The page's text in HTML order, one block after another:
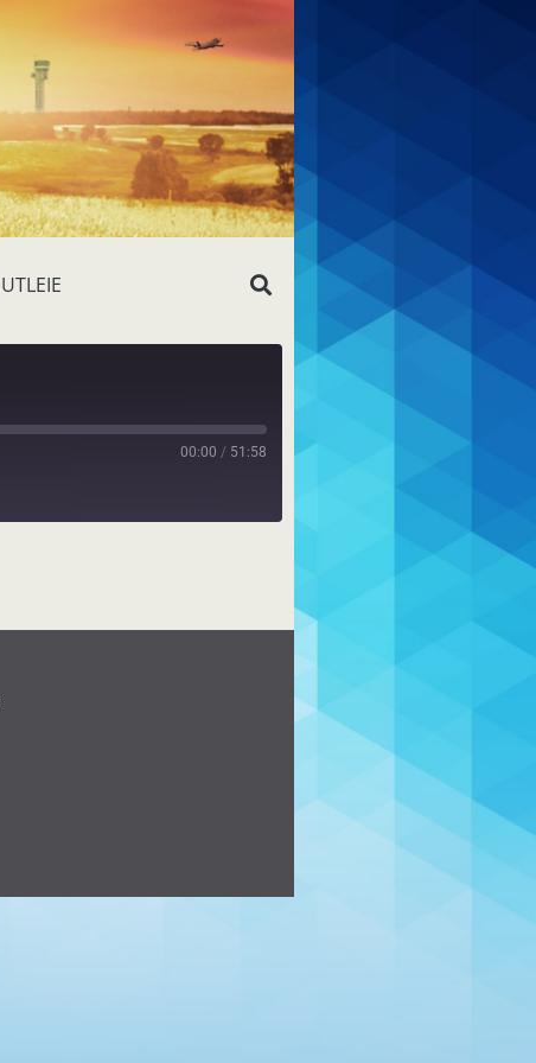
UTLEIE
00:00 / 51:58